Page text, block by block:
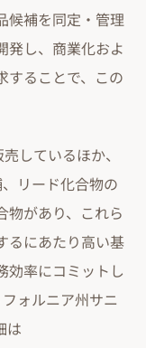
候補を同定・管理
発し、商業化およ
することで、この
しているほか、
リード化合物の
物があり、これら
るにあたり高い基
効率にコミットし
ォルニア州サニ
は